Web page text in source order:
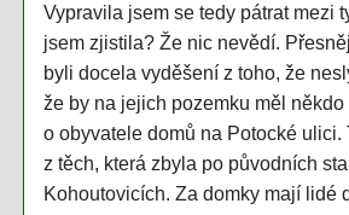
Vypravila jsem se tedy pátrat mezi
jsem zjistila? Že nic nevědí.
byli docela vyděšení z toho, že
že by na jejich pozemku měl
o obyvatele domů na Potocké ulici.
z těch, která zbyla po původních
Kohoutovicích. Za domky mají lidé